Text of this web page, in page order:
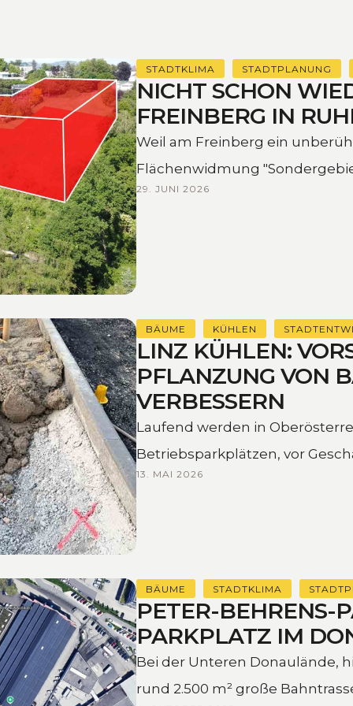
STADTKLIMA STADTPLANUNG
NICHT SCHON
FREINBERG IN
Weil am Freinberg ein
Flächenwidmung
Erholungsheim" in Gefahr …
29. JUNI 2026
BÄUME KÜHLEN
LINZ KÜHLEN:
PFLANZUNG VON
VERBESSERN
Laufend werden in
Betriebsparkplätzen, vor
Bauvorhaben aller Art Bäume …
13. MAI 2026
BÄUME STADTKLIMA
PETER-BEHRENS-
PARKPLATZ IM
Bei der Unteren Donaulände,
rund 2.500 m² große